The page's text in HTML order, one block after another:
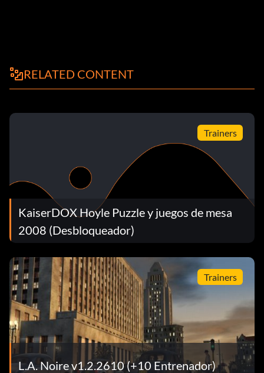
RELATED CONTENT
Trainers
KaiserDOX Hoyle Puzzle y juegos de mesa
2008 (Desbloqueador)
Trainers
L.A. Noire v1.2.2610 (+10 Entrenador)